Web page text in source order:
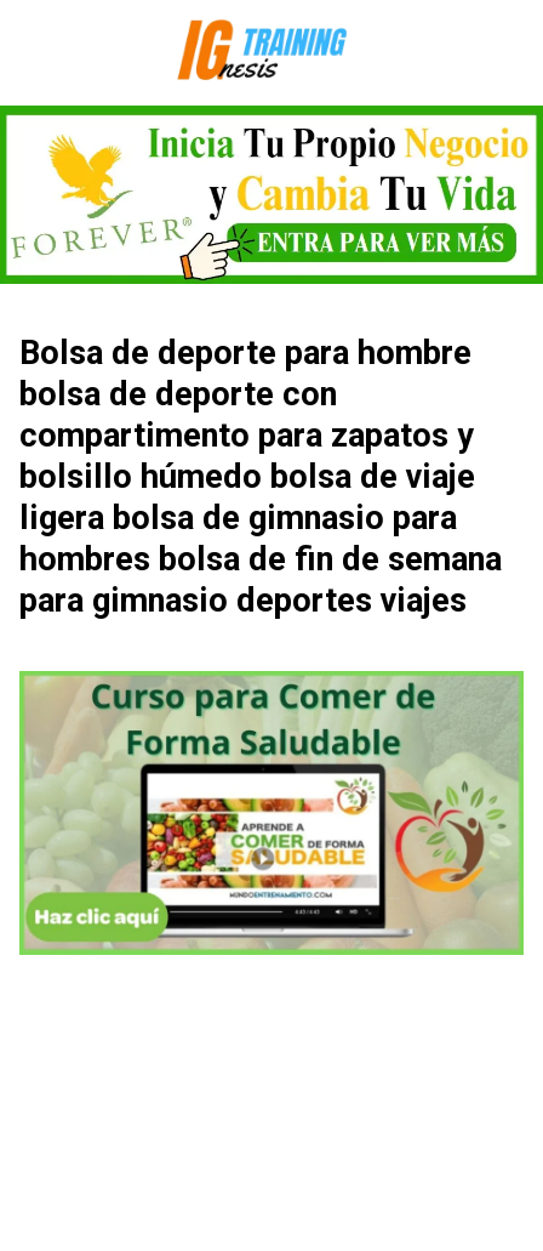
Bolsa de deporte para hombre
bolsa de deporte con
compartimento para zapatos y
bolsillo húmedo bolsa de viaje
ligera bolsa de gimnasio para
hombres bolsa de fin de semana
para gimnasio deportes viajes